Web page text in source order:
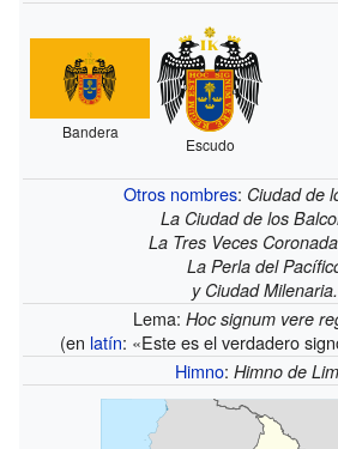
Bandera
Escudo
Otros nombres: Ciudad de
La Ciudad de los
La Tres Veces
La Perla del
y Ciudad Milenaria.
Lema:Hoc signum vere
(en latín: «Este es el verdadero
Himno:Himno de